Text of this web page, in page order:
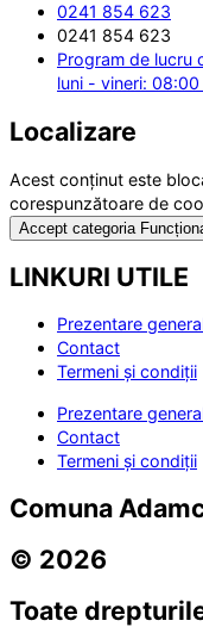
0241 854 623
0241 854 623
Program de lucru
luni - vineri:
Localizare
Acest conținut este
corespunzătoare de
Accept categoria
LINKURI UTILE
Prezentare
Contact
Termeni și condiții
Prezentare
Contact
Termeni și condiții
Comuna
© 2026
Toate